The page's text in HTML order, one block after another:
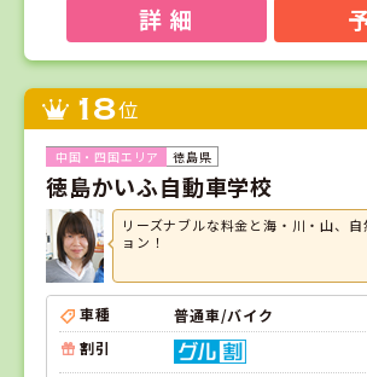
詳 細
18位
徳島県
徳島かいふ自動車学校
リーズナブルな料金と海・川・山、
ョン！
車種
普通車/バイク
割引